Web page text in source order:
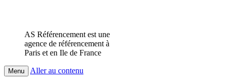
AS Référencement est une
agence de référencement à
Paris et en Ile de France
Menu Aller au contenu